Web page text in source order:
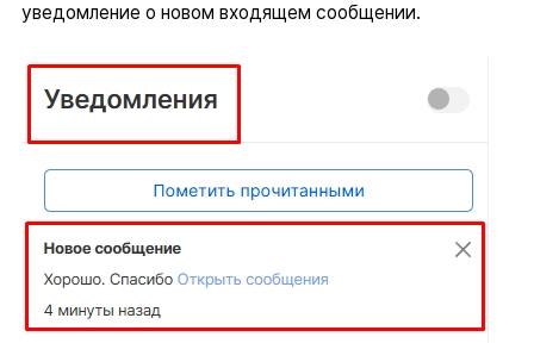
уведомление о новом входящем сообщении.